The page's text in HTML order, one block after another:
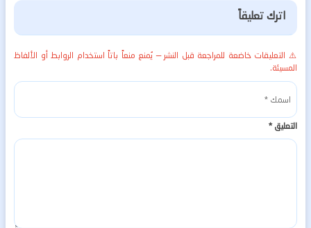
اترك تعليقاً
⚠️ التعليقات خاضعة للمراجعة قبل النشر — يُمنع منعاً باتاً استخدام الروابط أو الألفاظ
المسيئة.
التعليق*